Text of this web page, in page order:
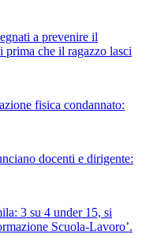
a prevenire il
prima che il ragazzo lasci
fisica condannato:
docenti e dirigente:
3 su 4 under 15, si
Scuola-Lavoro’.